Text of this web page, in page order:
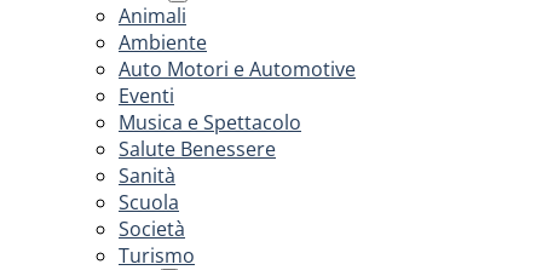
Animali
Ambiente
Auto Motori e Automotive
Eventi
Musica e Spettacolo
Salute Benessere
Sanità
Scuola
Società
Turismo